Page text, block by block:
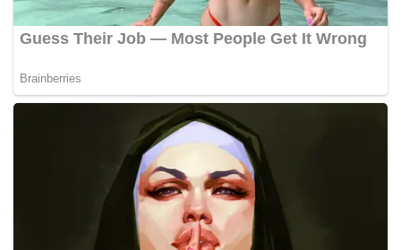
Di sisi lain, tim juga harus tetap menjaga fokus
League musim 2025/26 melawan PSM Makassar
pada 17 Mei 2026 dan Persijap Jepara pada 23 Mei
Untuk itu, Persib berharap seluruh Bobotoh tetap
memberikan doa, dukungan, dan energi positif